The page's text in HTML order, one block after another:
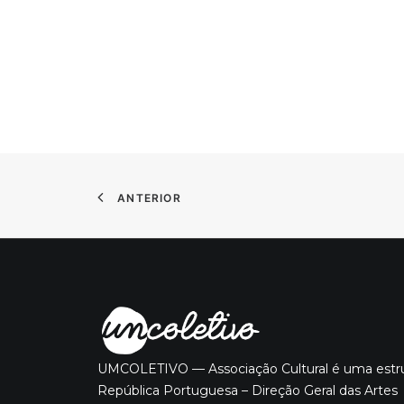
ANTERIOR
UMCOLETIVO — Associação Cultural é uma
República Portuguesa – Direção Geral das Artes